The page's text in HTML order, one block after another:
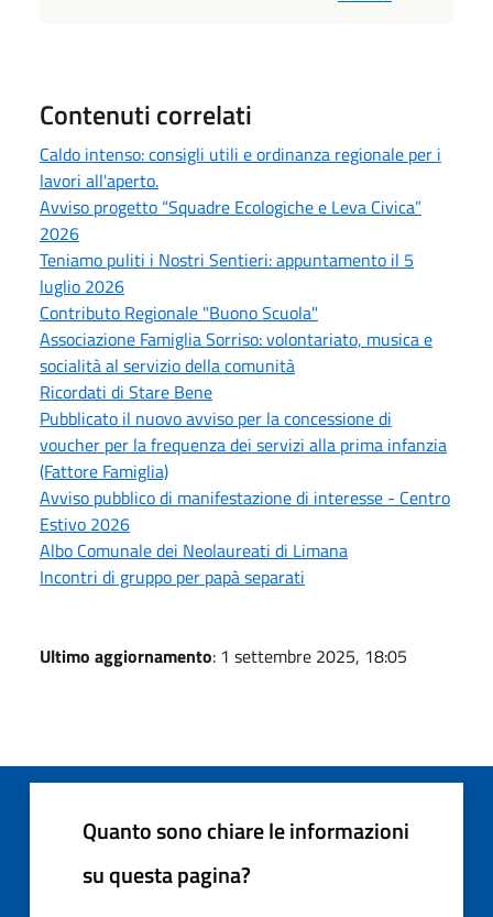
Contenuti correlati
Caldo intenso: consigli utili e ordinanza regionale per i
lavori all'aperto.
Avviso progetto “Squadre Ecologiche e Leva Civica”
2026
Teniamo puliti i Nostri Sentieri: appuntamento il 5
luglio 2026
Contributo Regionale "Buono Scuola"
Associazione Famiglia Sorriso: volontariato, musica e
socialità al servizio della comunità
Ricordati di Stare Bene
Pubblicato il nuovo avviso per la concessione di
voucher per la frequenza dei servizi alla prima infanzia
(Fattore Famiglia)
Avviso pubblico di manifestazione di interesse - Centro
Estivo 2026
Albo Comunale dei Neolaureati di Limana
Incontri di gruppo per papà separati
Ultimo aggiornamento: 1 settembre 2025, 18:05
Quanto sono chiare le informazioni
su questa pagina?